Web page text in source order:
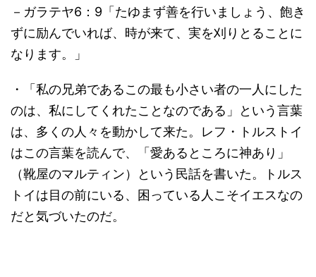
－ガラテヤ6：9「たゆまず善を行いましょう、飽き
ずに励んでいれば、時が来て、実を刈りとることに
なります。」
・「私の兄弟であるこの最も小さい者の一人にした
のは、私にしてくれたことなのである」という言葉
は、多くの人々を動かして来た。レフ・トルストイ
はこの言葉を読んで、「愛あるところに神あり」
（靴屋のマルティン）という民話を書いた。トルス
トイは目の前にいる、困っている人こそイエスなの
だと気づいたのだ。